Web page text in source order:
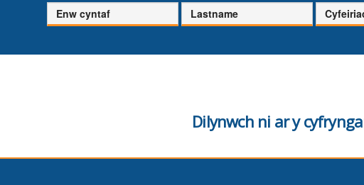
Enw
cyntaf
Cyfenw
Cyfeiriad
E-
Dilynwch ni ar y